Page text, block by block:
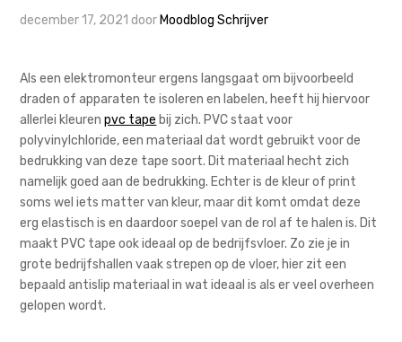
december 17, 2021 door Moodblog Schrijver
Als een elektromonteur ergens langsgaat om bijvoorbeeld
draden of apparaten te isoleren en labelen, heeft hij hiervoor
allerlei kleurenpvc tape bij zich. PVC staat voor
polyvinylchloride, een materiaal dat wordt gebruikt voor de
bedrukking van deze tape soort. Dit materiaal hecht zich
namelijk goed aan de bedrukking. Echter is de kleur of print
soms wel iets matter van kleur, maar dit komt omdat deze
erg elastisch is en daardoor soepel van de rol af te halen is. Dit
maakt PVC tape ook ideaal op de bedrijfsvloer. Zo zie je in
grote bedrijfshallen vaak strepen op de vloer, hier zit een
bepaald antislip materiaal in wat ideaal is als er veel overheen
gelopen wordt.